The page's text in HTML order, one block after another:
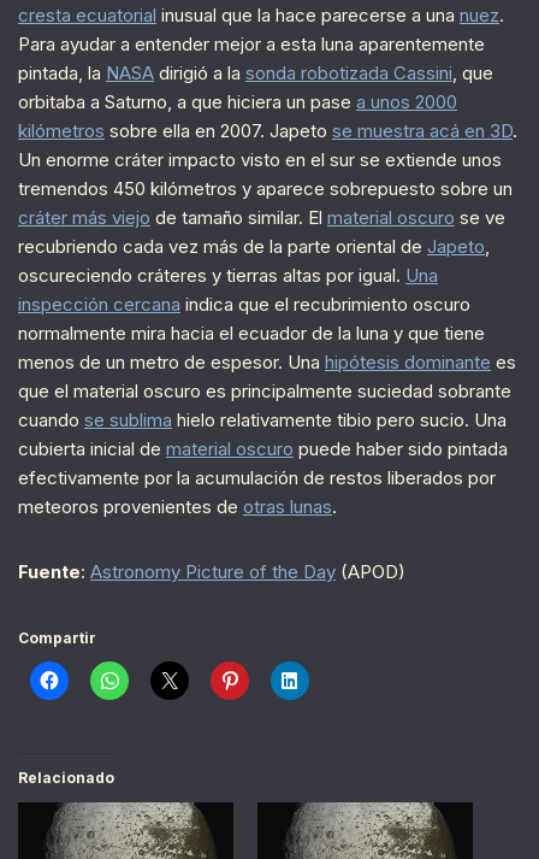
cresta ecuatorial inusual que la hace parecerse a una nuez.
Para ayudar a entender mejor a esta luna aparentemente
pintada, la NASA dirigió a la sonda robotizada Cassini, que
orbitaba a Saturno, a que hiciera un pase a unos 2000
kilómetros sobre ella en 2007. Japeto se muestra acá en 3D.
Un enorme cráter impacto visto en el sur se extiende unos
tremendos 450 kilómetros y aparece sobrepuesto sobre un
cráter más viejo de tamaño similar. El material oscuro se ve
recubriendo cada vez más de la parte oriental de Japeto,
oscureciendo cráteres y tierras altas por igual. Una
inspección cercana indica que el recubrimiento oscuro
normalmente mira hacia el ecuador de la luna y que tiene
menos de un metro de espesor. Una hipótesis dominante es
que el material oscuro es principalmente suciedad sobrante
cuando se sublima hielo relativamente tibio pero sucio. Una
cubierta inicial de material oscuro puede haber sido pintada
efectivamente por la acumulación de restos liberados por
meteoros provenientes de otras lunas.
Fuente: Astronomy Picture of the Day (APOD)
Compartir
Relacionado